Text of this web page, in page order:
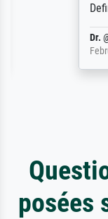
Definitiv
February 3,
posées